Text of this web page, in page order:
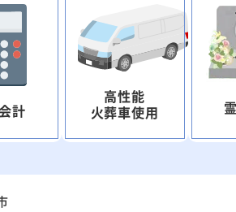
計
高性能
火葬車使用